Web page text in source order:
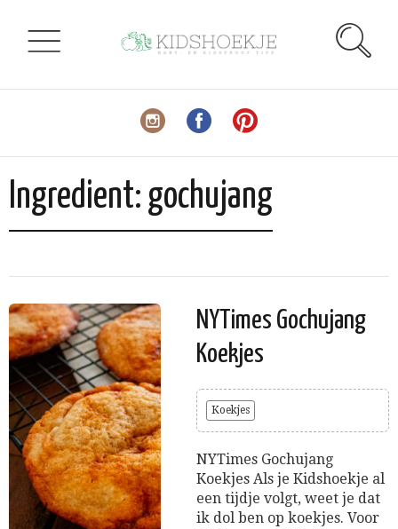
Ingredient: gochujang
NYTimes Gochujang
Koekjes
Koekjes
NYTimes Gochujang
Koekjes Als je Kidshoekje al
een tijdje volgt, weet je dat
ik dol ben op koekjes. Voor